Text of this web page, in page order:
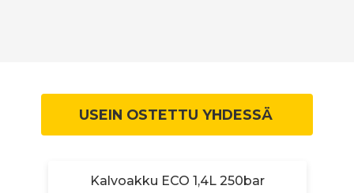
USEIN OSTETTU YHDESSÄ
Kalvoakku ECO 1,4L 250bar